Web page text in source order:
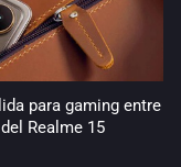
para gaming entre
Realme 15